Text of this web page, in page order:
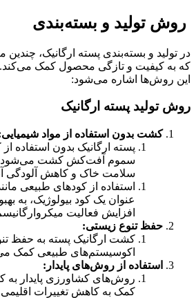
روش تولید و بسته‌بندی
در تولید و بسته‌بندی پسته ارگانیک،
که به کیفیت و تازگی محصول کمک می‌کند.
این روش‌ها اشاره می‌شود:
روش تولید پسته ارگانیک
کشت بدون استفاده از مواد
پسته ارگانیک بدون استفاده
سموم آفت‌کش کشت می‌شود.
سلامت خاک و کاهش آلودگی
استفاده از کودهای طبیعی
عنوان یک کود بیولوژیک، به
افزایش فعالیت
حفظ تنوع زیستی:
کشت ارگانیک پسته به حفظ
اکوسیستم‌های طبیعی کمک
استفاده از روش‌های پایدار:
روش‌های کشاورزی پایدار به
کمک به کاهش تغییرات